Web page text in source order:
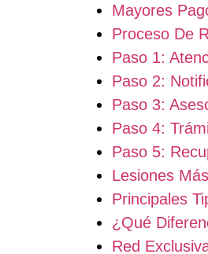
Mayores
Proceso De
Paso 1:
Paso 2:
Paso 3:
Paso 4:
Paso 5:
Lesiones
Principales
¿Qué
Red